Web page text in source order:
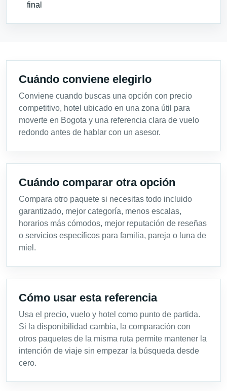
final
Cuándo conviene elegirlo
Conviene cuando buscas una opción con precio
competitivo, hotel ubicado en una zona útil para
moverte en Bogota y una referencia clara de vuelo
redondo antes de hablar con un asesor.
Cuándo comparar otra opción
Compara otro paquete si necesitas todo incluido
garantizado, mejor categoría, menos escalas,
horarios más cómodos, mejor reputación de reseñas
o servicios específicos para familia, pareja o luna de
miel.
Cómo usar esta referencia
Usa el precio, vuelo y hotel como punto de partida.
Si la disponibilidad cambia, la comparación con
otros paquetes de la misma ruta permite mantener la
intención de viaje sin empezar la búsqueda desde
cero.